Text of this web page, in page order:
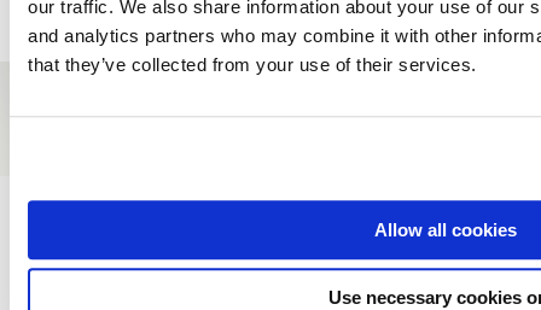
our traffic. We also share information about your use of our
and analytics partners who may combine it with other
that they’ve collected from your use of their services.
Allow all cookies
Use necessary cookies
Site
footer